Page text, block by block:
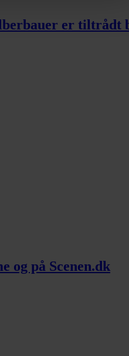
er tiltrådt
og på Scenen.dk